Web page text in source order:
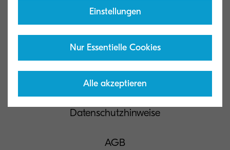
Kyocera Document Solutions Global
Kontakt
Datenschutzhinweise
AGB
Einstellungen
Nur Essentielle Cookies
Alle akzeptieren